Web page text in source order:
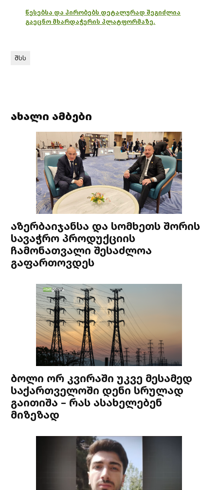
წესებსა და პირობებს დეტალურად შეგიძლია
გაეცნო მხარდაჭერის პლატფორმაზე.
შსს
ახალი ამბები
აზერბაიჯანსა და სომხეთს შორის
სავაჭრო პროდუქციის
ჩამონათვალი შესაძლოა
გაფართოვდეს
ბოლი ორ კვირაში უკვე მესამედ
საქართველოში დენი სრულად
გაითიშა – რას ასახელებენ
მიზეზად